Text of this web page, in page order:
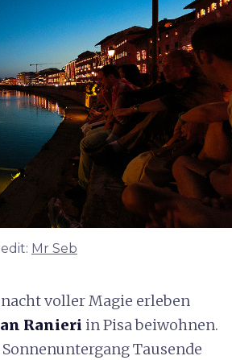
Mr Seb
voller Magie erleben
Ranieri in Pisa beiwohnen.
Sonnenuntergang Tausende